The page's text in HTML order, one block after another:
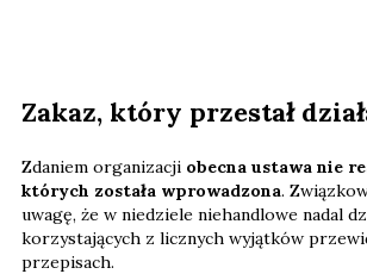
Zakaz, który przestał
Zdaniem organizacji obecna ustawa nie
których została wprowadzona.
uwagę, że w niedziele niehandlowe nadal
korzystających z licznych wyjątków
przepisach.